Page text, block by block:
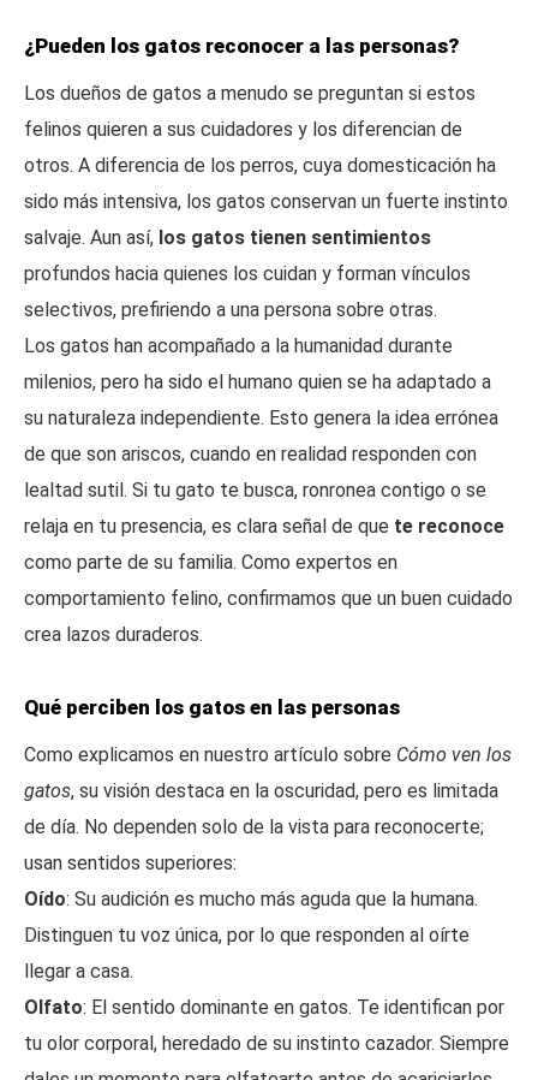
¿Pueden los gatos reconocer a las personas?
Los dueños de gatos a menudo se preguntan si estos
felinos quieren a sus cuidadores y los diferencian de
otros. A diferencia de los perros, cuya domesticación ha
sido más intensiva, los gatos conservan un fuerte instinto
salvaje. Aun así, los gatos tienen sentimientos
profundos hacia quienes los cuidan y forman vínculos
selectivos, prefiriendo a una persona sobre otras.
Los gatos han acompañado a la humanidad durante
milenios, pero ha sido el humano quien se ha adaptado a
su naturaleza independiente. Esto genera la idea errónea
de que son ariscos, cuando en realidad responden con
lealtad sutil. Si tu gato te busca, ronronea contigo o se
relaja en tu presencia, es clara señal de que te reconoce
como parte de su familia. Como expertos en
comportamiento felino, confirmamos que un buen cuidado
crea lazos duraderos.
Qué perciben los gatos en las personas
Como explicamos en nuestro artículo sobre Cómo ven los
gatos, su visión destaca en la oscuridad, pero es limitada
de día. No dependen solo de la vista para reconocerte;
usan sentidos superiores:
Oído: Su audición es mucho más aguda que la humana.
Distinguen tu voz única, por lo que responden al oírte
llegar a casa.
Olfato: El sentido dominante en gatos. Te identifican por
tu olor corporal, heredado de su instinto cazador. Siempre